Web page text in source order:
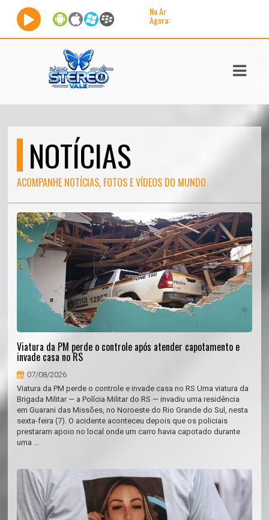
No Ar
Agora:
NOTÍCIAS
ACOMPANHE NOTÍCIAS, FOTOS E VÍDEOS DO MUNDO
Viatura da PM perde o controle após atender capotamento e
invade casa no RS
07/08/2026
Viatura da PM perde o controle e invade casa no RS Uma viatura da
Brigada Militar — a Polícia Militar do RS — invadiu uma residência
em Guarani das Missões, no Noroeste do Rio Grande do Sul, nesta
sexta-feira (7). O acidente aconteceu depois que os policiais
prestaram apoio no local onde um carro havia capotado durante
uma ...